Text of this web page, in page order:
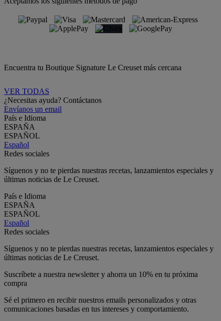
Encuentra tu Boutique Signature Le Creuset más cercana
VER TODAS
¿Necesitas ayuda? Contáctanos
Envíanos un email
País e Idioma
ESPAÑA
ESPAÑOL
Español
Redes sociales
Síguenos y no te pierdas nuestras recetas, lanzamientos especiales y
últimas noticias de Le Creuset.
País e Idioma
ESPAÑA
ESPAÑOL
Español
Redes sociales
Síguenos y no te pierdas nuestras recetas, lanzamientos especiales y
últimas noticias de Le Creuset.
Suscríbete a nuestra newsletter y ahorra un 10% en tu próxima
compra
Sé el primero en recibir nuestros emails personalizados y otras
comunicaciones basadas en tus intereses y comportamiento.